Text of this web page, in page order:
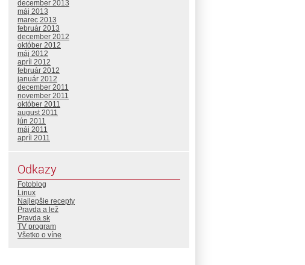
december 2013
máj 2013
marec 2013
február 2013
december 2012
október 2012
máj 2012
apríl 2012
február 2012
január 2012
december 2011
november 2011
október 2011
august 2011
jún 2011
máj 2011
apríl 2011
Odkazy
Fotoblog
Linux
Najlepšie recepty
Pravda a lež
Pravda.sk
TV program
Všetko o víne